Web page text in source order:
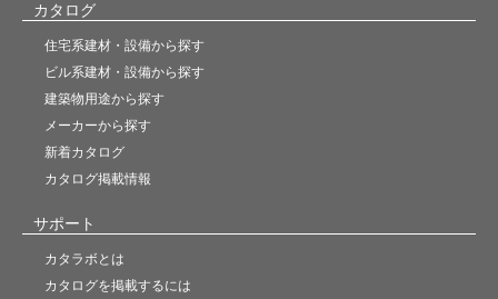
カタログ
住宅系建材・設備から探す
ビル系建材・設備から探す
建築物用途から探す
メーカーから探す
新着カタログ
カタログ掲載情報
サポート
カタラボとは
カタログを掲載するには